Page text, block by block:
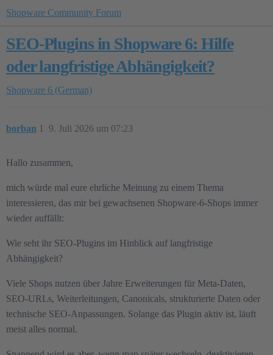
Shopware Community Forum
SEO-Plugins in Shopware 6: Hilfe
oder langfristige Abhängigkeit?
Shopware 6 (German)
borban 9. Juli 2026 um 07:23
1
Hallo zusammen,
mich würde mal eure ehrliche Meinung zu einem Thema
interessieren, das mir bei gewachsenen Shopware-6-Shops immer
wieder auffällt:
Wie seht ihr SEO-Plugins im Hinblick auf langfristige
Abhängigkeit?
Viele Shops nutzen über Jahre Erweiterungen für Meta-Daten,
SEO-URLs, Weiterleitungen, Canonicals, strukturierte Daten oder
technische SEO-Anpassungen. Solange das Plugin aktiv ist, läuft
meist alles normal.